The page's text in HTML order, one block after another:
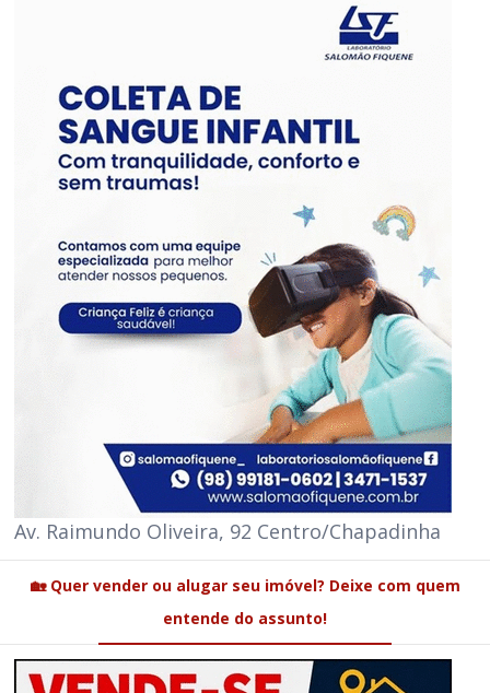
Av. Raimundo Oliveira, 92 Centro/Chapadinha
🏡 Quer vender ou alugar seu imóvel? Deixe com quem
entende do assunto!